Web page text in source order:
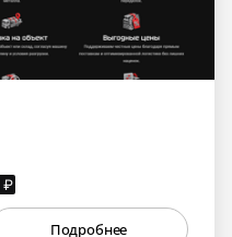
₽
Подробнее